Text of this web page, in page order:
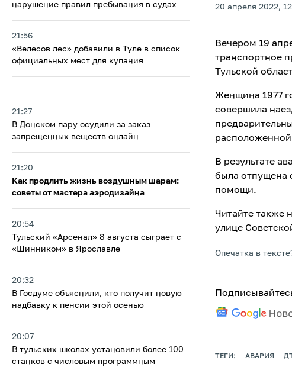
нарушение правил пребывания в судах
21:56
«Велесов лес» добавили в Туле в список
официальных мест для купания
21:27
В Донском пару осудили за заказ
запрещенных веществ онлайн
21:20
Как продлить жизнь воздушным шарам:
советы от мастера аэродизайна
20:54
Тульский «Арсенал» 8 августа сыграет с
«Шинником» в Ярославле
20:32
В Госдуме объяснили, кто получит новую
надбавку к пенсии этой осенью
20:07
В тульских школах установили более 100
станков с числовым программным
20 апреля 2022,
Вечером 19
транспортное
Тульской
Женщина 1977
совершила
В результате
была отпущена
помощи.
Читайте также
улице
Опечатка в
ТЕГИ: АВАРИЯ